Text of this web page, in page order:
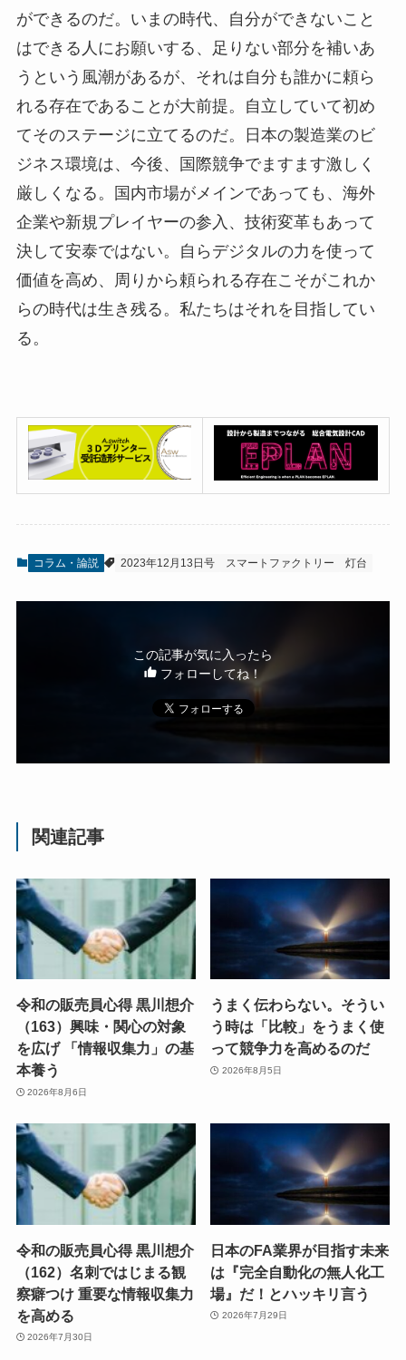
ができるのだ。いまの時代、自分ができないこと
はできる人にお願いする、足りない部分を補いあ
うという風潮があるが、それは自分も誰かに頼ら
れる存在であることが大前提。自立していて初め
てそのステージに立てるのだ。日本の製造業のビ
ジネス環境は、今後、国際競争でますます激しく
厳しくなる。国内市場がメインであっても、海外
企業や新規プレイヤーの参入、技術変革もあって
決して安泰ではない。自らデジタルの力を使って
価値を高め、周りから頼られる存在こそがこれか
らの時代は生き残る。私たちはそれを目指してい
る。
コラム・論説 2023年12月13日号 スマートファクトリー 灯台
この記事が気に入ったら
フォローしてね！
関連記事
令和の販売員心得 黒川想介
（163）興味・関心の対象
を広げ 「情報収集力」の基
本養う
2026年8月6日
うまく伝わらない。そうい
う時は「比較」をうまく使
って競争力を高めるのだ
2026年8月5日
令和の販売員心得 黒川想介
（162）名刺ではじまる観
察癖つけ 重要な情報収集力
を高める
2026年7月30日
日本のFA業界が目指す未来
は『完全自動化の無人化工
場』だ！とハッキリ言う
2026年7月29日